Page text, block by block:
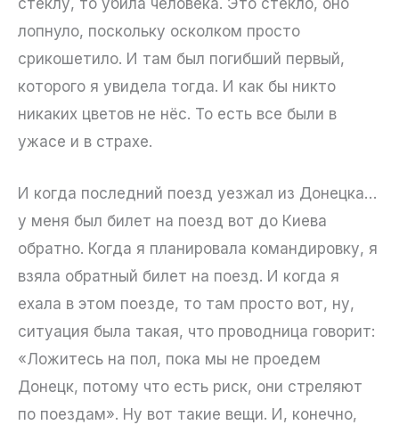
стеклу, то убила человека. Это стекло, оно
лопнуло, поскольку осколком просто
срикошетило. И там был погибший первый,
которого я увидела тогда. И как бы никто
никаких цветов не нёс. То есть все были в
ужасе и в страхе.
И когда последний поезд уезжал из Донецка…
у меня был билет на поезд вот до Киева
обратно. Когда я планировала командировку, я
взяла обратный билет на поезд. И когда я
ехала в этом поезде, то там просто вот, ну,
ситуация была такая, что проводница говорит:
«Ложитесь на пол, пока мы не проедем
Донецк, потому что есть риск, они стреляют
по поездам». Ну вот такие вещи. И, конечно,